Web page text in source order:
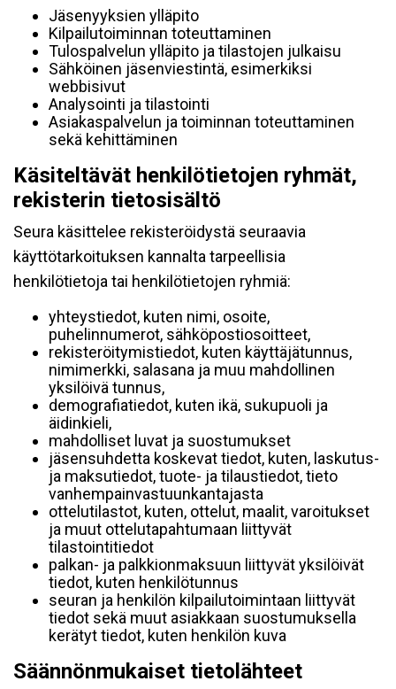
Jäsenyyksien ylläpito
Kilpailutoiminnan toteuttaminen
Tulospalvelun ylläpito ja tilastojen julkaisu
Sähköinen jäsenviestintä, esimerkiksi
webbisivut
Analysointi ja tilastointi
Asiakaspalvelun ja toiminnan toteuttaminen
sekä kehittäminen
Käsiteltävät henkilötietojen ryhmät,
rekisterin tietosisältö
Seura käsittelee rekisteröidystä seuraavia
käyttötarkoituksen kannalta tarpeellisia
henkilötietoja tai henkilötietojen ryhmiä:
yhteystiedot, kuten nimi, osoite,
puhelinnumerot, sähköpostiosoitteet,
rekisteröitymistiedot, kuten käyttäjätunnus,
nimimerkki, salasana ja muu mahdollinen
yksilöivä tunnus,
demografiatiedot, kuten ikä, sukupuoli ja
äidinkieli,
mahdolliset luvat ja suostumukset
jäsensuhdetta koskevat tiedot, kuten, laskutus-
ja maksutiedot, tuote- ja tilaustiedot, tieto
vanhempainvastuunkantajasta
ottelutilastot, kuten, ottelut, maalit, varoitukset
ja muut ottelutapahtumaan liittyvät
tilastointitiedot
palkan- ja palkkionmaksuun liittyvät yksilöivät
tiedot, kuten henkilötunnus
seuran ja henkilön kilpailutoimintaan liittyvät
tiedot sekä muut asiakkaan suostumuksella
kerätyt tiedot, kuten henkilön kuva
Säännönmukaiset tietolähteet